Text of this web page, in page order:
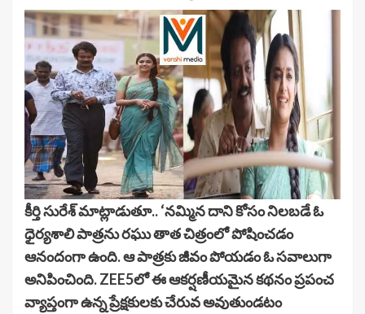
కీర్తి సురేశ్‌ మాట్లాడుతూ.. ‘నమ్మిన దాని కోసం నిలబడే ఓ
ధైర్యశాలి పాత్రను రఘు తాత చిత్రంలో పోషించడం
ఆనందంగా ఉంది. ఆ పాత్రకు జీవం పోయడం ఓ సవాలుగా
అనిపించింది. ZEE5లో ఈ ఆకర్షణీయమైన కథనం ప్రపంచ
వ్యాప్తంగా ఉన్న ప్రేక్షకులకు చేరువ అవుతుండటం